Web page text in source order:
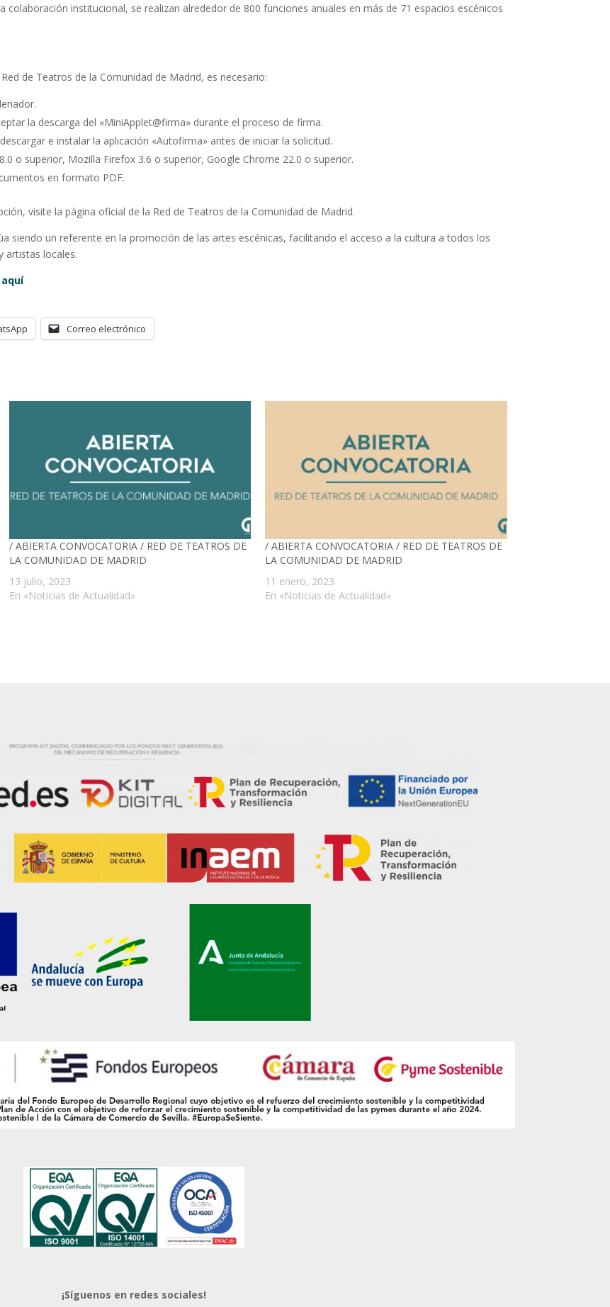
colaboración institucional, se realizan alrededor de 800 funciones anuales en más de 71 espacios escénicos
de Teatros de la Comunidad de Madrid, es necesario:
la descarga del «MiniApplet@firma» durante el proceso de firma.
e instalar la aplicación «Autofirma» antes de iniciar la solicitud.
o superior, Mozilla Firefox 3.6 o superior, Google Chrome 22.0 o superior.
en formato PDF.
visite la página oficial de la Red de Teatros de la Comunidad de Madrid.
siendo un referente en la promoción de las artes escénicas, facilitando el acceso a la cultura a todos los
artistas locales.
aquí
Correo electrónico
/ ABIERTA CONVOCATORIA / RED DE TEATROS DE
LA COMUNIDAD DE MADRID
13 julio, 2023
En «Noticias de Actualidad»
/ ABIERTA CONVOCATORIA / RED DE TEATROS DE
LA COMUNIDAD DE MADRID
11 enero, 2023
En «Noticias de Actualidad»
¡Síguenos en redes sociales!